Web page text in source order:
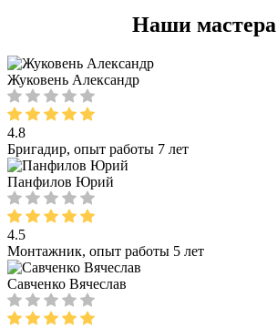
Наши мастера
Жуковень Александр
4.8
Бригадир, опыт работы 7 лет
Панфилов Юрий
4.5
Монтажник, опыт работы 5 лет
Савченко Вячеслав